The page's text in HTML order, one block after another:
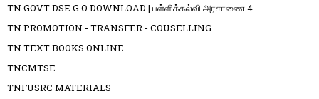
TN GOVT DSE G.O DOWNLOAD | பள்ளிக்கல்வி அரசாணை 4
TN PROMOTION - TRANSFER - COUSELLING
TN TEXT BOOKS ONLINE
TNCMTSE
TNFUSRC MATERIALS